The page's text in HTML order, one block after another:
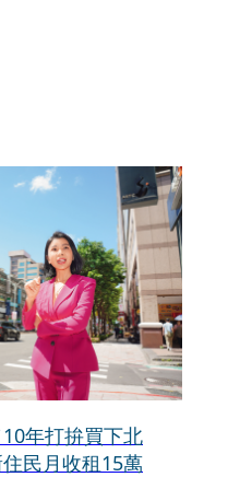
年打拚買下北
民月收租15萬